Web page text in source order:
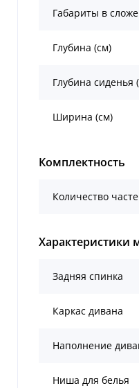
Габариты в
Глубина (см)
Глубина сиденья
Ширина (см)
Комплектность
Количество
Характеристики
Задняя спинка
Каркас дивана
Наполнение
Ниша для белья